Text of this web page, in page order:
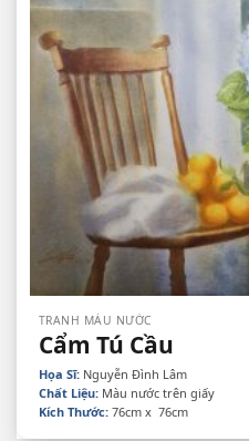
TRANH MÀU NƯỚC
Cẩm Tú Cầu
Họa Sĩ: Nguyễn Đình Lâm
Chất Liệu: Màu nước trên giấy
Kích Thước: 76cm x 76cm